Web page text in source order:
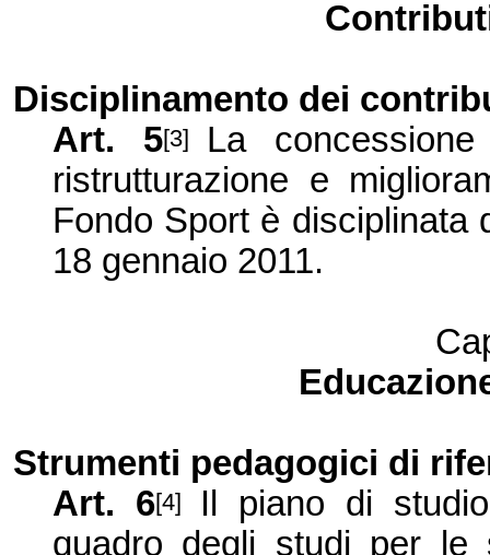
Disciplinamento dei
Art. 5[3]
La
ristrutturazione e
Fondo Sport è disciplinata
18 gennaio 2011.
Strumenti pedagogici di
Art. 6[4]
Il piano di
quadro degli studi per le